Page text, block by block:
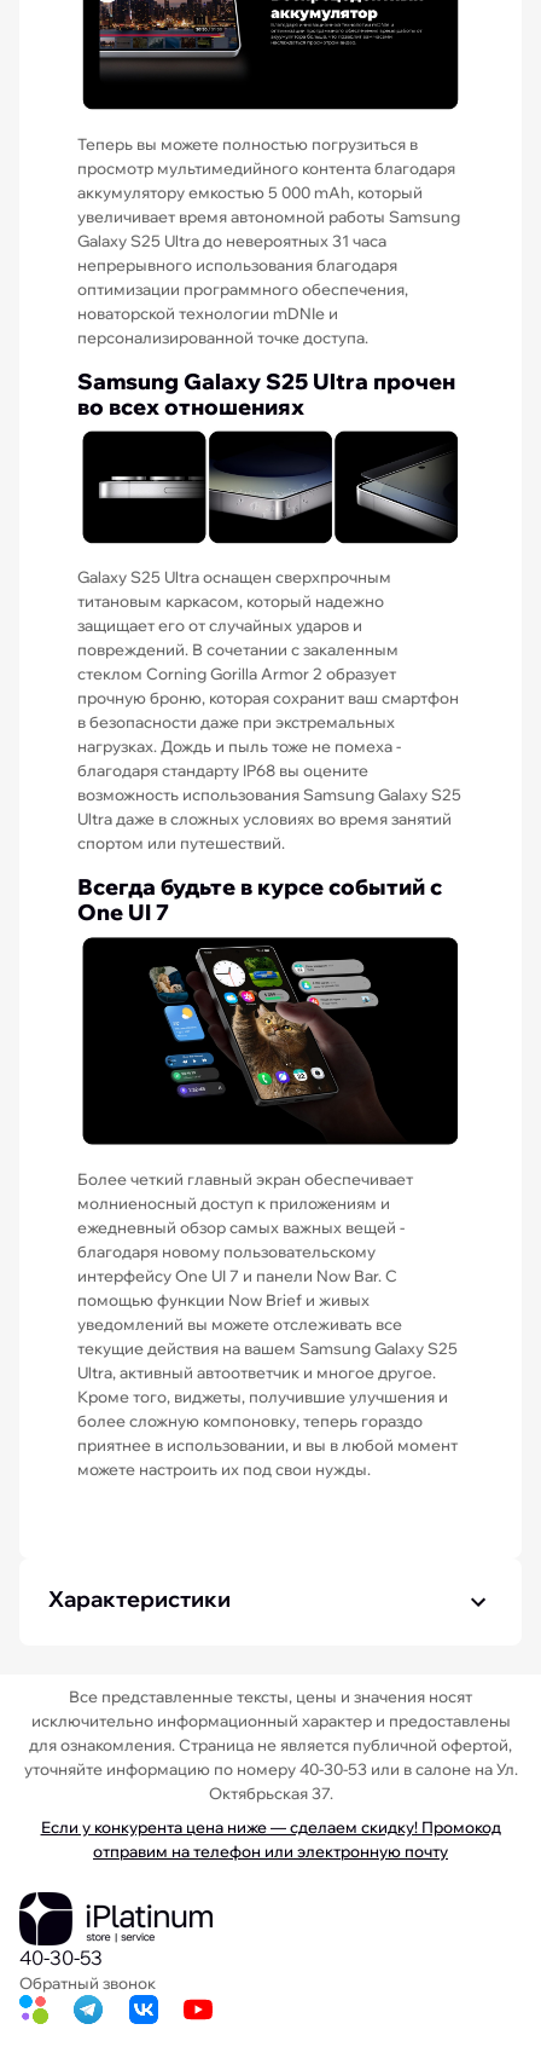
Теперь вы можете полностью погрузиться в
просмотр мультимедийного контента благодаря
аккумулятору емкостью 5 000 mAh, который
увеличивает время автономной работы Samsung
Galaxy S25 Ultra до невероятных 31 часа
непрерывного использования благодаря
оптимизации программного обеспечения,
новаторской технологии mDNIe и
персонализированной точке доступа.
Samsung Galaxy S25 Ultra прочен
во всех отношениях
Galaxy S25 Ultra оснащен сверхпрочным
титановым каркасом, который надежно
защищает его от случайных ударов и
повреждений. В сочетании с закаленным
стеклом Corning Gorilla Armor 2 образует
прочную броню, которая сохранит ваш смартфон
в безопасности даже при экстремальных
нагрузках. Дождь и пыль тоже не помеха -
благодаря стандарту IP68 вы оцените
возможность использования Samsung Galaxy S25
Ultra даже в сложных условиях во время занятий
спортом или путешествий.
Всегда будьте в курсе событий с
One UI 7
Более четкий главный экран обеспечивает
молниеносный доступ к приложениям и
ежедневный обзор самых важных вещей -
благодаря новому пользовательскому
интерфейсу One UI 7 и панели Now Bar. С
помощью функции Now Brief и живых
уведомлений вы можете отслеживать все
текущие действия на вашем Samsung Galaxy S25
Ultra, активный автоответчик и многое другое.
Кроме того, виджеты, получившие улучшения и
более сложную компоновку, теперь гораздо
приятнее в использовании, и вы в любой момент
можете настроить их под свои нужды.
Характеристики
Все представленные тексты, цены и значения носят
исключительно информационный характер и предоставлены
для ознакомления. Страница не является публичной офертой,
уточняйте информацию по номеру 40-30-53 или в салоне на Ул.
Октябрьская 37.
Если у конкурента цена ниже — сделаем скидку! Промокод
отправим на телефон или электронную почту
40-30-53
Обратный звонок